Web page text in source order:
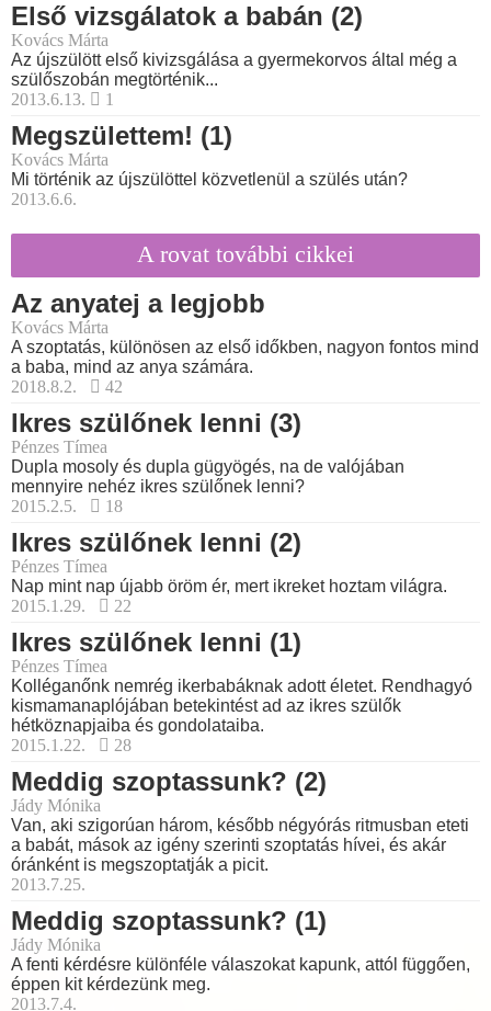
Első vizsgálatok a babán (2)
Kovács Márta
Az újszülött első kivizsgálása a gyermekorvos által még a
szülőszobán megtörténik...
2013.6.13.
1
Megszülettem! (1)
Kovács Márta
Mi történik az újszülöttel közvetlenül a szülés után?
2013.6.6.
A rovat további cikkei
Az anyatej a legjobb
Kovács Márta
A szoptatás, különösen az első időkben, nagyon fontos mind
a baba, mind az anya számára.
2018.8.2.
42
Ikres szülőnek lenni (3)
Pénzes Tímea
Dupla mosoly és dupla gügyögés, na de valójában
mennyire nehéz ikres szülőnek lenni?
2015.2.5.
18
Ikres szülőnek lenni (2)
Pénzes Tímea
Nap mint nap újabb öröm ér, mert ikreket hoztam világra.
2015.1.29.
22
Ikres szülőnek lenni (1)
Pénzes Tímea
Kolléganőnk nemrég ikerbabáknak adott életet. Rendhagyó
kismamanaplójában betekintést ad az ikres szülők
hétköznapjaiba és gondolataiba.
2015.1.22.
28
Meddig szoptassunk? (2)
Jády Mónika
Van, aki szigorúan három, később négyórás ritmusban eteti
a babát, mások az igény szerinti szoptatás hívei, és akár
óránként is megszoptatják a picit.
2013.7.25.
Meddig szoptassunk? (1)
Jády Mónika
A fenti kérdésre különféle válaszokat kapunk, attól függően,
éppen kit kérdezünk meg.
2013.7.4.